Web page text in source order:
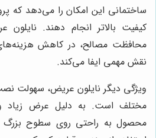
ساختمانی این امکان را می‌دهد که
کیفیت بالاتر انجام دهند. نایلون
محافظت مصالح، در کاهش
نقش مهمی ایفا می‌کند.
ویژگی دیگر نایلون عریض، سهولت
مختلف است. به دلیل عرض زیاد و
محصول به راحتی روی سطوح بزرگ